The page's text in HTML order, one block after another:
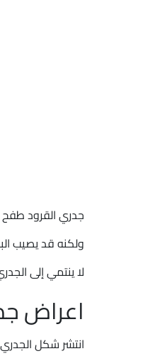
جدري القرود طفح
ولكنه قد يصيب
لا ينتمي إلى
اعراض
انتشر شكل